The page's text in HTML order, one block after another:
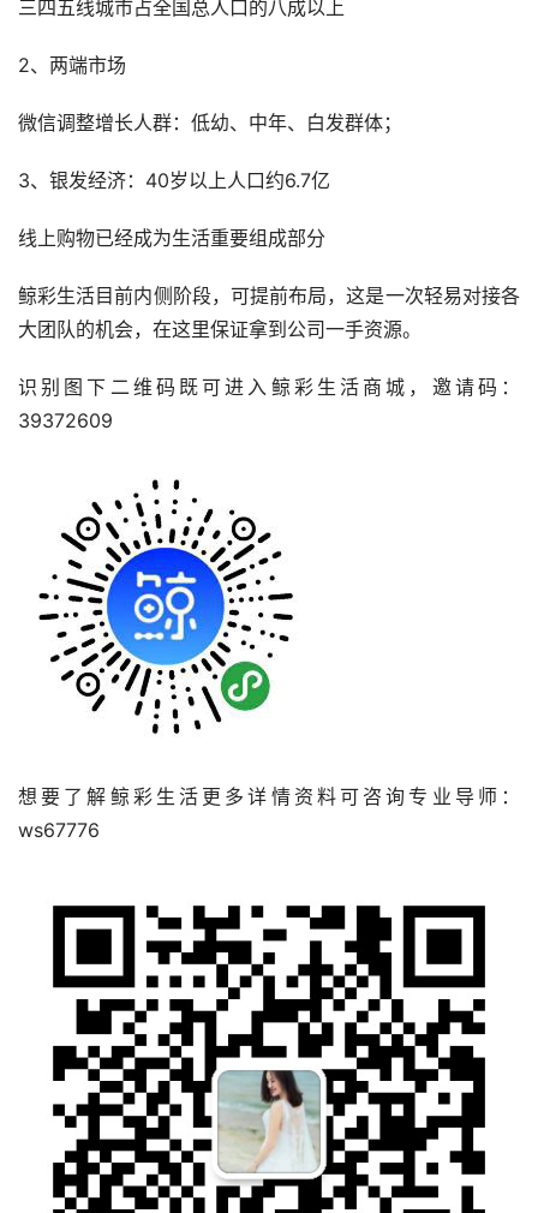
三四五线城市占全国总人口的八成以上
2、两端市场
微信调整增长人群：低幼、中年、白发群体；
3、银发经济：40岁以上人口约6.7亿
线上购物已经成为生活重要组成部分
鲸彩生活目前内侧阶段，可提前布局，这是一次轻易对接各
大团队的机会，在这里保证拿到公司一手资源。
识别图下二维码既可进入鲸彩生活商城，邀请码：
39372609
想要了解鲸彩生活更多详情资料可咨询专业导师：
ws67776